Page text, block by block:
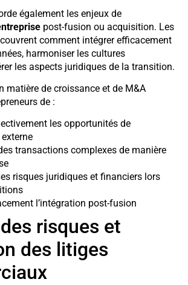
également les enjeux de
post-fusion ou acquisition. Les
comment intégrer efficacement
harmoniser les cultures
les aspects juridiques de la transition.
matière de croissance et de M&A
de :
les opportunités de
transactions complexes de manière
risques juridiques et financiers lors
l’intégration post-fusion
risques et
des litiges